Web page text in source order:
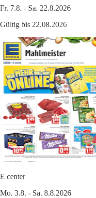
Fr. 7.8. - Sa. 22.8.2026
Gültig bis 22.08.2026
E center
Mo. 3.8. - Sa. 8.8.2026